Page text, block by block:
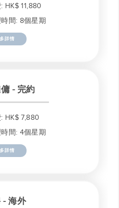
HK$ 11,880
間: 8個星期
詳情
- 完約
HK$ 7,880
間: 4個星期
詳情
- 海外